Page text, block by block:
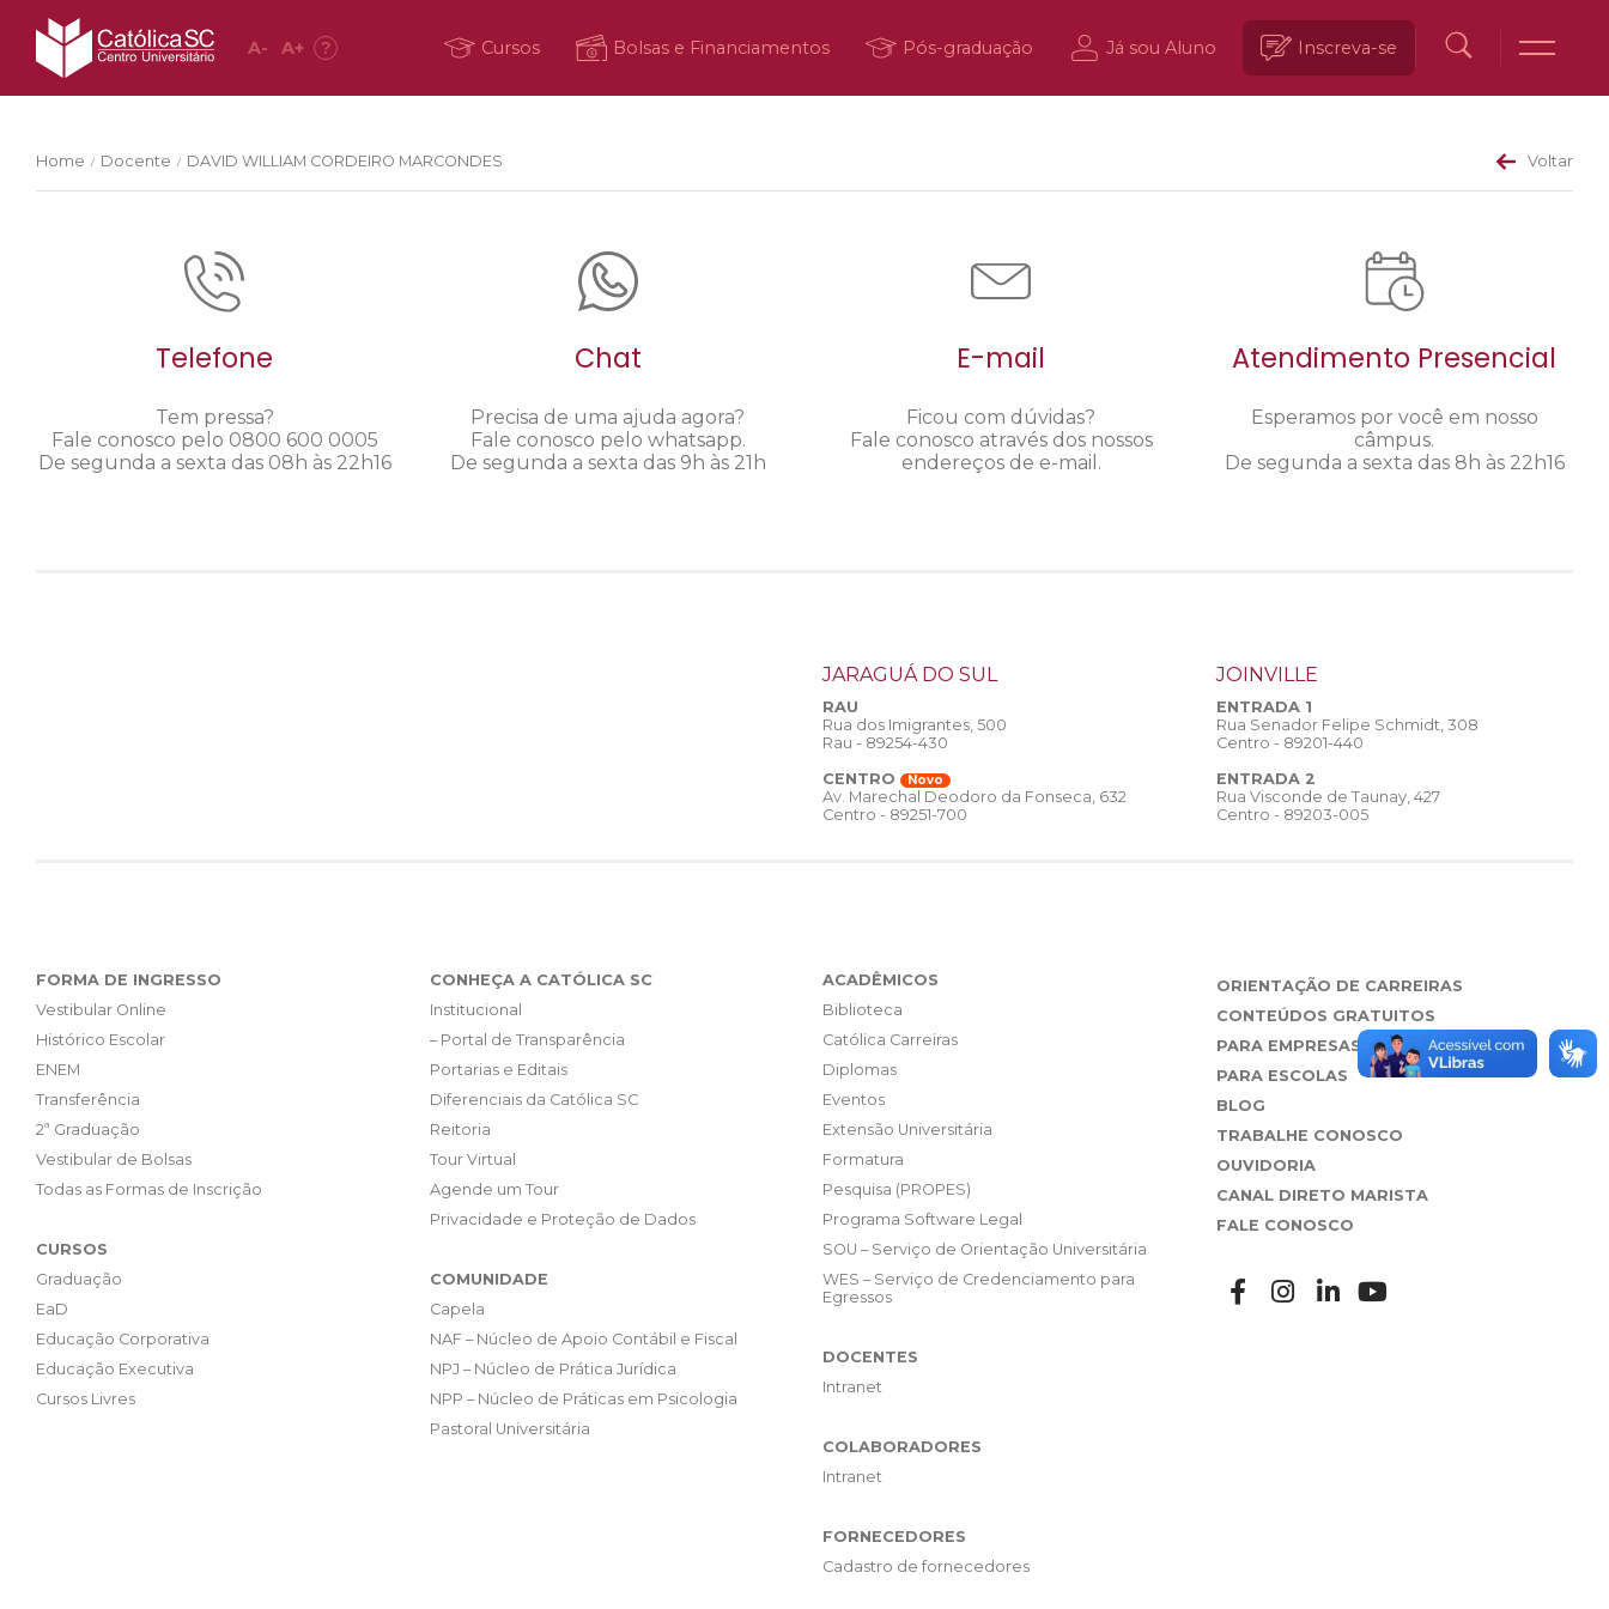
A- A+ ? Cursos Bolsas e Financiamentos Pós-graduação Já sou Aluno Inscreva-se
Home / Docente / DAVID WILLIAM CORDEIRO MARCONDES Voltar
Telefone
Tem pressa?
Fale conosco pelo 0800 600 0005
De segunda a sexta das 08h às 22h16
Chat
Precisa de uma ajuda agora?
Fale conosco pelo whatsapp.
De segunda a sexta das 9h às 21h
E-mail
Ficou com dúvidas?
Fale conosco através dos nossos
endereços de e-mail.
Atendimento Presencial
Esperamos por você em nosso
câmpus.
De segunda a sexta das 8h às 22h16
JARAGUÁ DO SUL
RAU
Rua dos Imigrantes, 500
Rau - 89254-430
CENTRO
Novo
Av. Marechal Deodoro da Fonseca, 632
Centro - 89251-700
JOINVILLE
ENTRADA 1
Rua Senador Felipe Schmidt, 308
Centro - 89201-440
ENTRADA 2
Rua Visconde de Taunay, 427
Centro - 89203-005
FORMA DE INGRESSO
Vestibular Online
Histórico Escolar
ENEM
Transferência
2ª Graduação
Vestibular de Bolsas
Todas as Formas de Inscrição
CURSOS
Graduação
EaD
Educação Corporativa
Educação Executiva
Cursos Livres
CONHEÇA A CATÓLICA SC
Institucional
– Portal de Transparência
Portarias e Editais
Diferenciais da Católica SC
Reitoria
Tour Virtual
Agende um Tour
Privacidade e Proteção de Dados
COMUNIDADE
Capela
NAF – Núcleo de Apoio Contábil e Fiscal
NPJ – Núcleo de Prática Jurídica
NPP – Núcleo de Práticas em Psicologia
Pastoral Universitária
ACADÊMICOS
Biblioteca
Católica Carreiras
Diplomas
Eventos
Extensão Universitária
Formatura
Pesquisa (PROPES)
Programa Software Legal
SOU – Serviço de Orientação Universitária
WES – Serviço de Credenciamento para
Egressos
DOCENTES
Intranet
COLABORADORES
Intranet
FORNECEDORES
Cadastro de fornecedores
ORIENTAÇÃO DE CARREIRAS
CONTEÚDOS GRATUITOS
PARA EMPRESAS
PARA ESCOLAS
BLOG
TRABALHE CONOSCO
OUVIDORIA
CANAL DIRETO MARISTA
FALE CONOSCO